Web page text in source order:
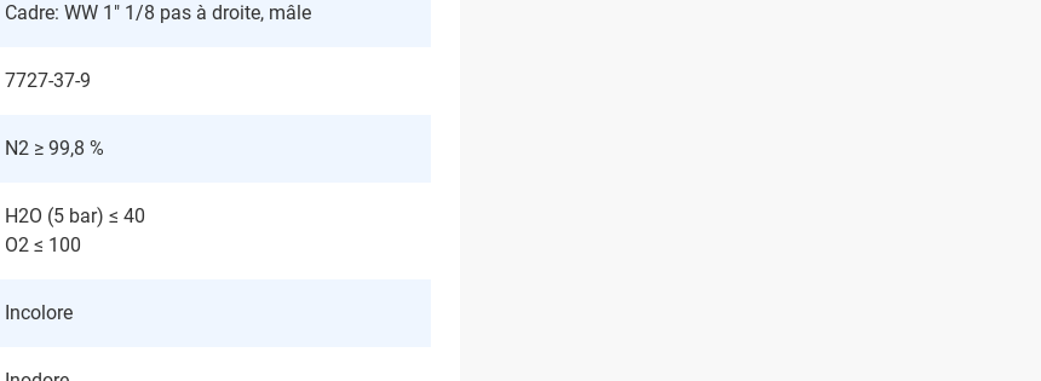
Cadre: WW 1" 1/8 pas à droite, mâle
7727-37-9
N2 ≥ 99,8 %
H2O (5 bar) ≤ 40
O2 ≤ 100
Incolore